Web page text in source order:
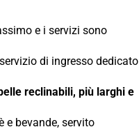
e i servizi sono
di ingresso dedicato
reclinabili, più larghi e
e bevande, servito